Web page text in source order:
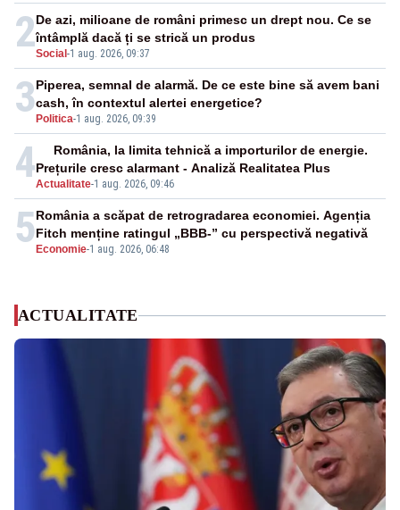
2Social -1 aug. 2026, 09:37
De azi, milioane de români primesc un drept nou. Ce se
întâmplă dacă ți se strică un produs
3 Politica-1 aug. 2026, 09:39
Piperea, semnal de alarmă. De ce este bine să avem bani
cash, în contextul alertei energetice?
4Actualitate-1 aug. 2026, 09:46
România, la limita tehnică a importurilor de energie.
Prețurile cresc alarmant - Analiză Realitatea Plus
5 Economie-1 aug. 2026, 06:48
România a scăpat de retrogradarea economiei. Agenția
Fitch menține ratingul „BBB-” cu perspectivă negativă
ACTUALITATE